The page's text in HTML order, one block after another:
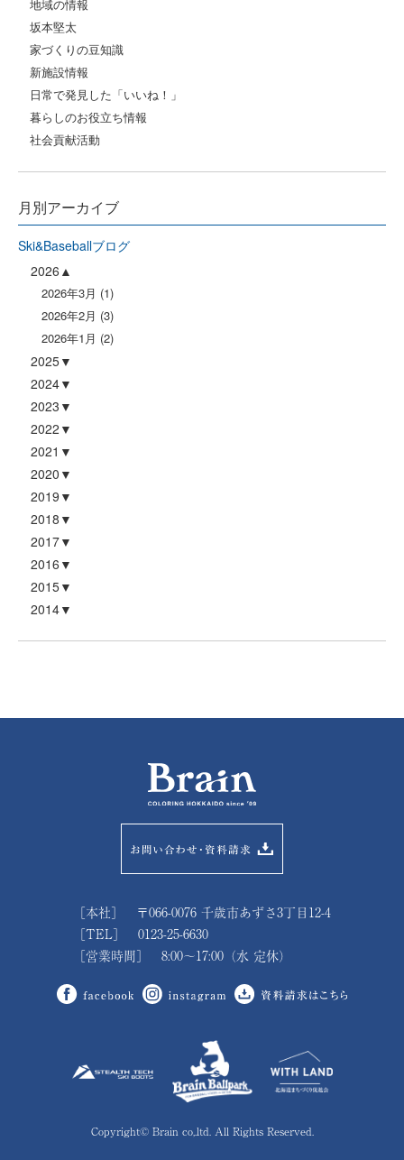
地域の情報
坂本堅太
家づくりの豆知識
新施設情報
日常で発見した「いいね！」
暮らしのお役立ち情報
社会貢献活動
月別アーカイブ
Ski&Baseballブログ
2026
2026年3月 (1)
2026年2月 (3)
2026年1月 (2)
2025
2024
2023
2022
2021
2020
2019
2018
2017
2016
2015
2014
［本社］ 〒066-0076 千歳市あずさ3丁目12-4
［TEL］ 0123-25-6630
［営業時間］ 8:00～17:00（水 定休）
Copyright© Brain co,.ltd. All Rights Reserved.